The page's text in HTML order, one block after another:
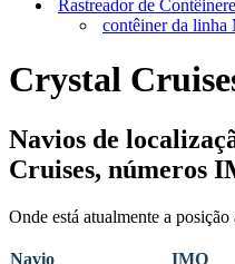
Rastreador de
contêiner da linha
Crystal
Navios de
Cruises, números
Onde está atualmente a
Navio IMO